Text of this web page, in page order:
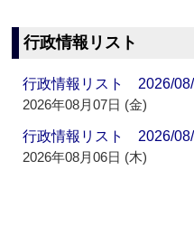
行政情報リスト
行政情報リスト 2026/
2026年08月07日 (金)
行政情報リスト 2026/
2026年08月06日 (木)